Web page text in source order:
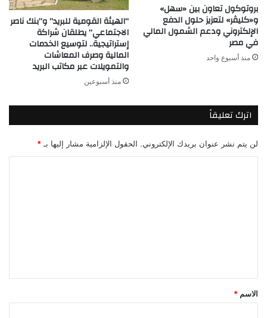
بروتوكول تعاون بين «سهل»
و«كليڤر» لتعزيز حلول الدفع
الإلكتروني ودعم الشمول المالي
في مصر
منذ أسبوع واحد
“الهيئة القومية للبريد” و”بنك ناصر
الاجتماعي” يطلقان شراكة
إستراتيجية.. لتوسيع الخدمات
المالية وصرف المعاشات
والتمويلات عبر مكاتب البريد
منذ أسبوعين
اترك تعليقاً
لن يتم نشر عنوان بريدك الإلكتروني. الحقول الإلزامية مشار إليها بـ *
*
الاسم *